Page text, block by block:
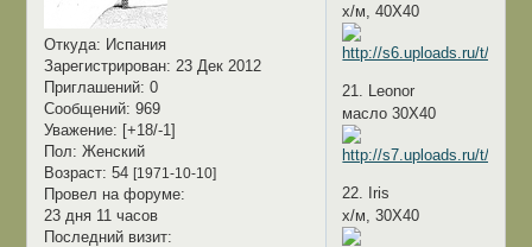
Откуда: Испания
Зарегистрирован: 23 Дек 2012
Приглашений: 0
Сообщений: 969
Уважение: [+18/-1]
Пол: Женский
Возраст: 54 [1971-10-10]
Провел на форуме:
23 дня 11 часов
Последний визит:
х/м, 40Х40
21. Leonor
масло 30Х40
22. Iris
х/м, 30Х40